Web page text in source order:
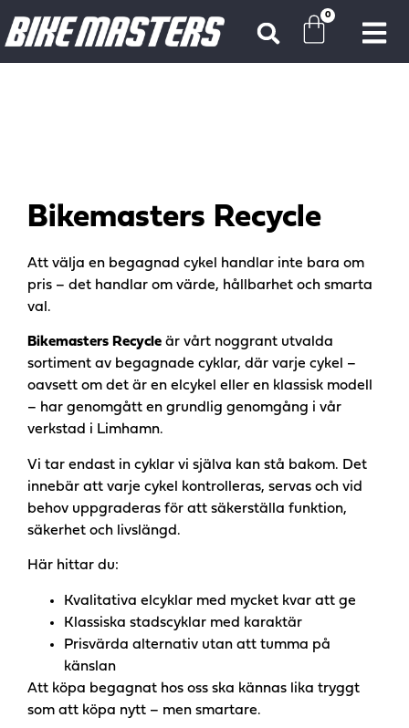
0
Bikemasters Recycle
Att välja en begagnad cykel handlar inte bara om
pris – det handlar om värde, hållbarhet och smarta
val.
Bikemasters Recycle är vårt noggrant utvalda
sortiment av begagnade cyklar, där varje cykel –
oavsett om det är en elcykel eller en klassisk modell
– har genomgått en grundlig genomgång i vår
verkstad i Limhamn.
Vi tar endast in cyklar vi själva kan stå bakom. Det
innebär att varje cykel kontrolleras, servas och vid
behov uppgraderas för att säkerställa funktion,
säkerhet och livslängd.
Här hittar du:
Kvalitativa elcyklar med mycket kvar att ge
Klassiska stadscyklar med karaktär
Prisvärda alternativ utan att tumma på
känslan
Att köpa begagnat hos oss ska kännas lika tryggt
som att köpa nytt – men smartare.